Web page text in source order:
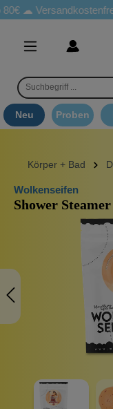
Versandkostenfrei ab
Neu Proben
Körper + Bad
Wolkenseifen
Shower